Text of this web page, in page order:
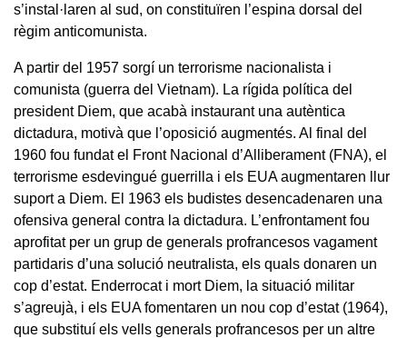
s’instal·laren al sud, on constituïren l’espina dorsal del
règim anticomunista.
A partir del 1957 sorgí un terrorisme nacionalista i
comunista (guerra del Vietnam). La rígida política del
president Diem, que acabà instaurant una autèntica
dictadura, motivà que l’oposició augmentés. Al final del
1960 fou fundat el Front Nacional d’Alliberament (FNA), el
terrorisme esdevingué guerrilla i els EUA augmentaren llur
suport a Diem. El 1963 els budistes desencadenaren una
ofensiva general contra la dictadura. L’enfrontament fou
aprofitat per un grup de generals profrancesos vagament
partidaris d’una solució neutralista, els quals donaren un
cop d’estat. Enderrocat i mort Diem, la situació militar
s’agreujà, i els EUA fomentaren un nou cop d’estat (1964),
que substituí els vells generals profrancesos per un altre